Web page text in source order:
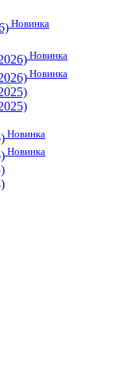
Новинка
Новинка
Новинка
Новинка
Новинка